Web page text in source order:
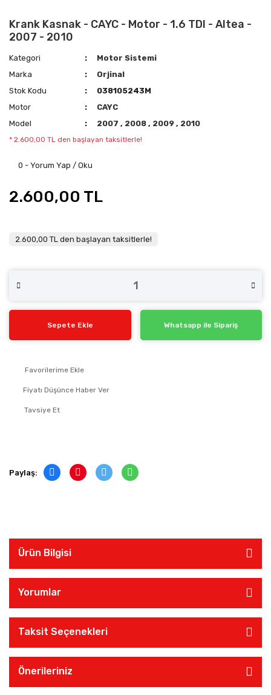
Krank Kasnak - CAYC - Motor - 1.6 TDI - Altea -
2007 - 2010
Kategori
Motor Sistemi
Marka
Orjinal
Stok Kodu
038105243M
Motor
CAYC
Model
2007, 2008, 2009, 2010
* 2.600,00 TL den başlayan taksitlerle!
0 - Yorum Yap / Oku
2.600,00 TL
2.600,00 TL den başlayan taksitlerle!
Sepete Ekle Whatsapp ile Sipariş
Fiyatı Düşünce Haber Ver
Tavsiye Et
Paylaş:
Ürün Bilgisi
Yorumlar
Taksit Seçenekleri
Önerileriniz